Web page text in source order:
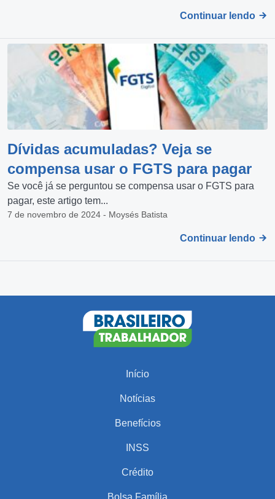
Continuar lendo
Dívidas acumuladas? Veja se
compensa usar o FGTS para pagar
Se você já se perguntou se compensa usar o FGTS para
pagar, este artigo tem...
7 de novembro de 2024 - Moysés Batista
Continuar lendo
Início
Notícias
Benefícios
INSS
Crédito
Bolsa Família